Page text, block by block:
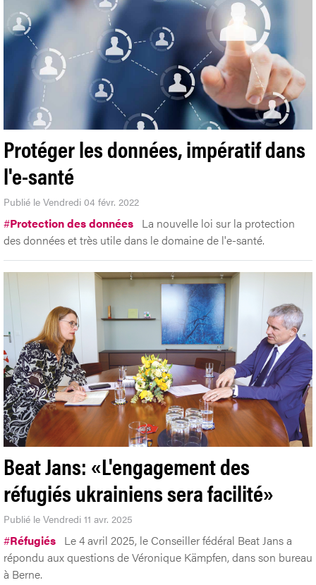
Protéger les données, impératif dans
l'e-santé
Publié le Vendredi 04 févr. 2022
#Protection des données La nouvelle loi sur la protection
des données et très utile dans le domaine de l'e-santé.
Beat Jans: «L'engagement des
réfugiés ukrainiens sera facilité»
Publié le Vendredi 11 avr. 2025
#Réfugiés Le 4 avril 2025, le Conseiller fédéral Beat Jans a
répondu aux questions de Véronique Kämpfen, dans son bureau
à Berne.